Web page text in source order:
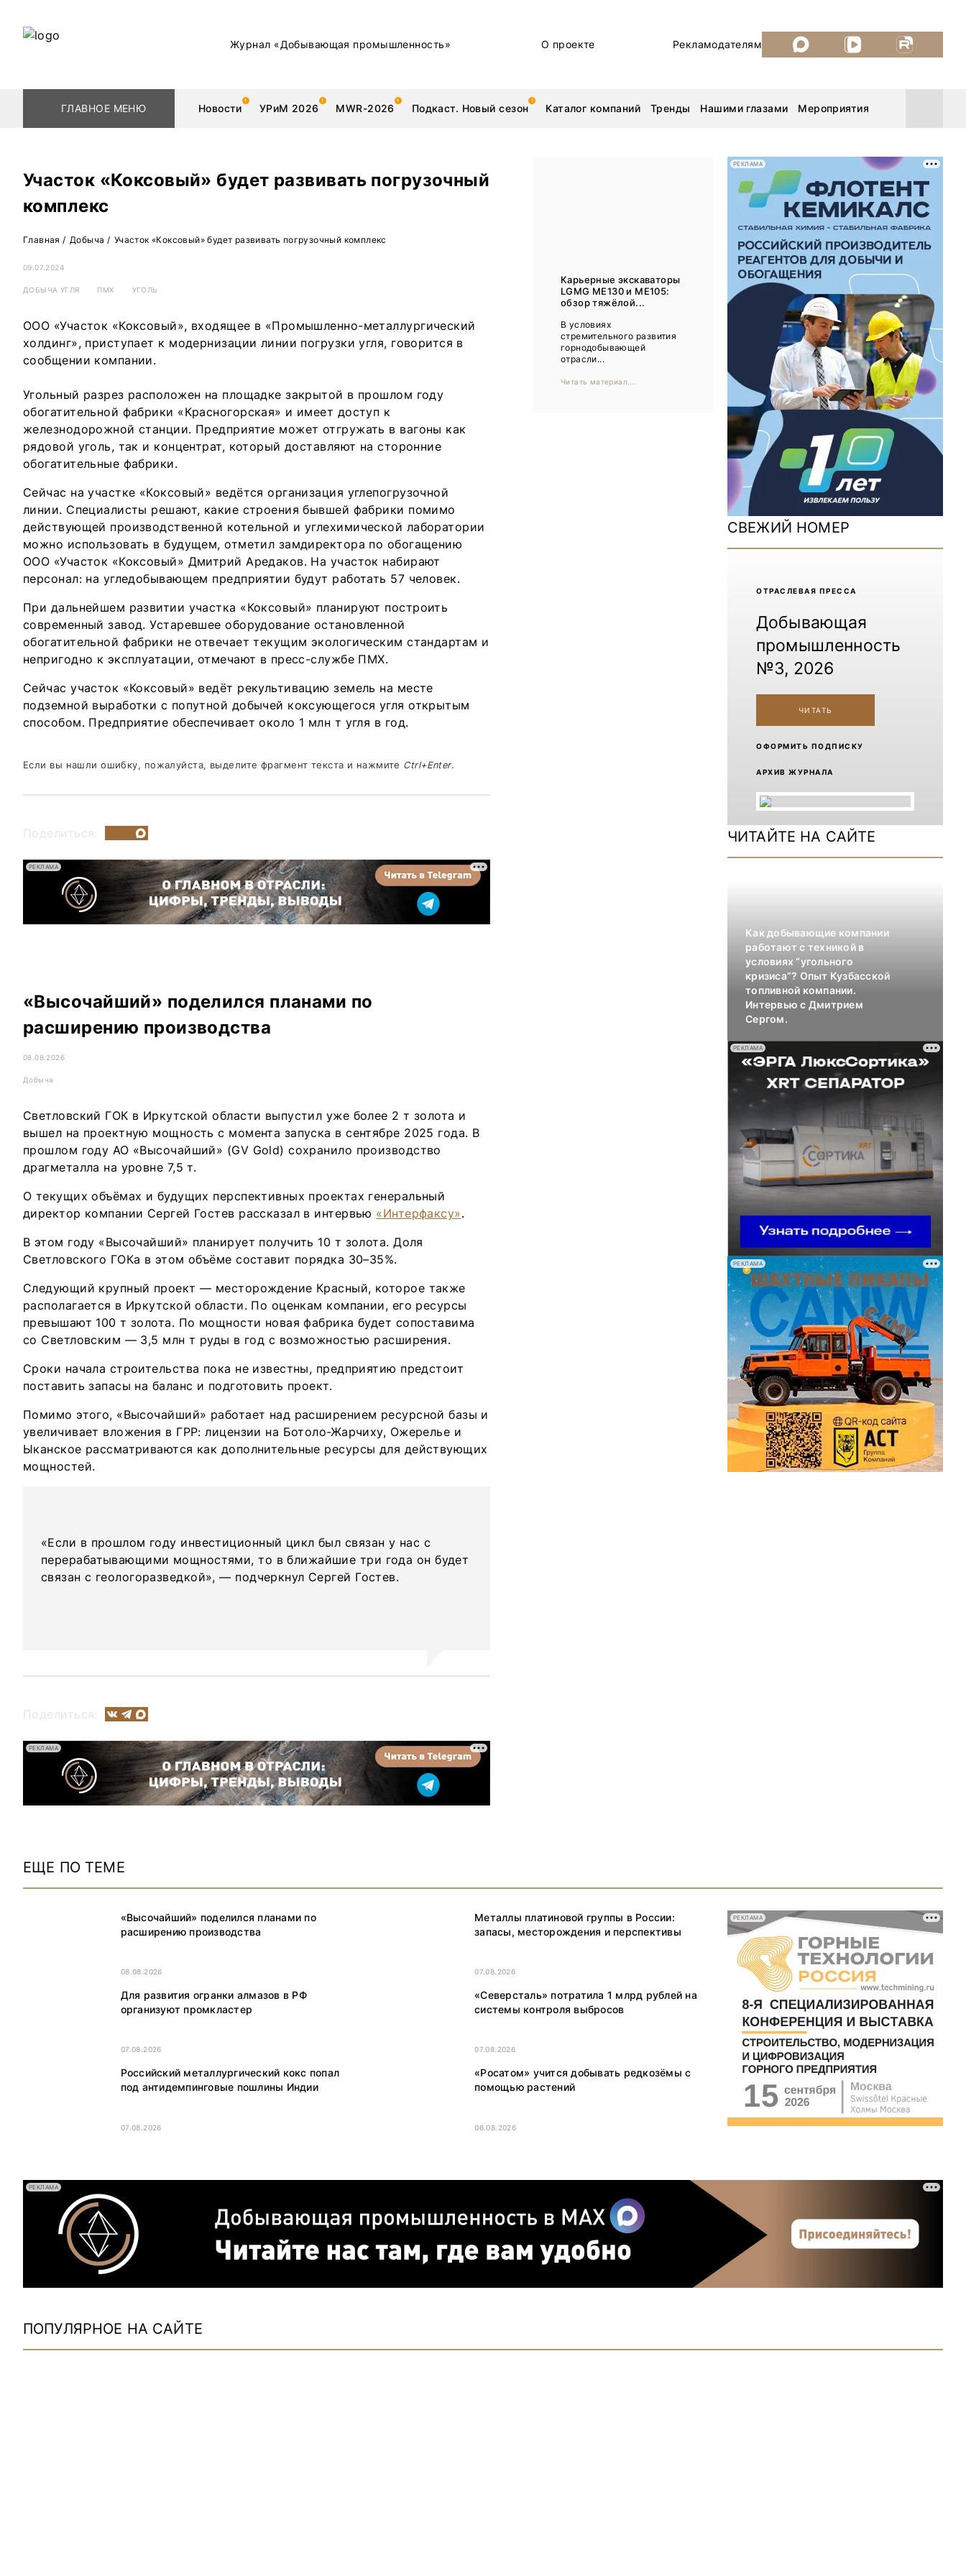
Журнал «Добывающая промышленность» О проекте Рекламодателям
ГЛАВНОЕ МЕНЮ Новости УРиМ 2026 MWR-2026 Подкаст. Новый сезон Каталог компаний Тренды Нашими глазами Мероприятия
Геологоразведка
Обогащение Золото
Тренды
Каталог компаний
Уголь России и Майнинг 2026
MiningWorld Russia 2026
ДП Подкаст. Новый сезон
Рудник 2025
MiningWorld Russia 2025
Уголь России и Майнинг 2025
Рудник 2024 | Обзор выставки
В помощь шахтёру 2024
Уголь России и Майнинг 2024
Mining World Russia 2024
Участок «Коксовый» будет развивать погрузочный
комплекс
Главная / Добыча / Участок «Коксовый» будет развивать погрузочный комплекс
09.07.2024
ДОБЫЧА УГЛЯ ПМХ УГОЛЬ
ООО «Участок «Коксовый», входящее в «Промышленно-металлургический
холдинг», приступает к модернизации линии погрузки угля, говорится в
сообщении компании.
Угольный разрез расположен на площадке закрытой в прошлом году
обогатительной фабрики «Красногорская» и имеет доступ к
железнодорожной станции. Предприятие может отгружать в вагоны как
рядовой уголь, так и концентрат, который доставляют на сторонние
обогатительные фабрики.
Сейчас на участке «Коксовый» ведётся организация углепогрузочной
линии. Специалисты решают, какие строения бывшей фабрики помимо
действующей производственной котельной и углехимической лаборатории
можно использовать в будущем, отметил замдиректора по обогащению
ООО «Участок «Коксовый» Дмитрий Аредаков. На участок набирают
персонал: на угледобывающем предприятии будут работать 57 человек.
При дальнейшем развитии участка «Коксовый» планируют построить
современный завод. Устаревшее оборудование остановленной
обогатительной фабрики не отвечает текущим экологическим стандартам и
непригодно к эксплуатации, отмечают в пресс-службе ПМХ.
Сейчас участок «Коксовый» ведёт рекультивацию земель на месте
подземной выработки с попутной добычей коксующегося угля открытым
способом. Предприятие обеспечивает около 1 млн т угля в год.
Если вы нашли ошибку, пожалуйста, выделите фрагмент текста и нажмите Ctrl+Enter.
Поделиться:
РЕКЛАМА
«Высочайший» поделился планами по
расширению производства
08.08.2026
Добыча
Светловский ГОК в Иркутской области выпустил уже более 2 т золота и
вышел на проектную мощность с момента запуска в сентябре 2025 года. В
прошлом году АО «Высочайший» (GV Gold) сохранило производство
драгметалла на уровне 7,5 т.
О текущих объёмах и будущих перспективных проектах генеральный
директор компании Сергей Гостев рассказал в интервью «Интерфаксу».
В этом году «Высочайший» планирует получить 10 т золота. Доля
Светловского ГОКа в этом объёме составит порядка 30–35%.
Следующий крупный проект — месторождение Красный, которое также
располагается в Иркутской области. По оценкам компании, его ресурсы
превышают 100 т золота. По мощности новая фабрика будет сопоставима
со Светловским — 3,5 млн т руды в год с возможностью расширения.
Сроки начала строительства пока не известны, предприятию предстоит
поставить запасы на баланс и подготовить проект.
Помимо этого, «Высочайший» работает над расширением ресурсной базы и
увеличивает вложения в ГРР: лицензии на Ботоло-Жарчиху, Ожерелье и
Ыканское рассматриваются как дополнительные ресурсы для действующих
мощностей.
«Если в прошлом году инвестиционный цикл был связан у нас с
перерабатывающими мощностями, то в ближайшие три года он будет
связан с геологоразведкой», — подчеркнул Сергей Гостев.
Поделиться:
РЕКЛАМА
Карьерные экскаваторы
LGMG ME130 и ME105:
обзор тяжёлой...
В условиях
стремительного развития
горнодобывающей
отрасли...
Читать материал...
РЕКЛАМА
СВЕЖИЙ НОМЕР
ОТРАCЛЕВАЯ ПРЕССА
Добывающая
промышленность
№3, 2026
ЧИТАТЬ
ОФОРМИТЬ ПОДПИСКУ
АРХИВ ЖУРНАЛА
ЧИТАЙТЕ НА САЙТЕ
Как добывающие компании
работают с техникой в
условиях “угольного
кризиса”? Опыт Кузбасской
топливной компании.
Интервью с Дмитрием
Сергом.
РЕКЛАМА
РЕКЛАМА
ЕЩЕ ПО ТЕМЕ
«Высочайший» поделился планами по
расширению производства
08.08.2026
Металлы платиновой группы в России:
запасы, месторождения и перспективы
07.08.2026
Для развития огранки алмазов в РФ
организуют промкластер
07.08.2026
«Северсталь» потратила 1 млрд рублей на
системы контроля выбросов
07.08.2026
Российский металлургический кокс попал
под антидемпинговые пошлины Индии
07.08.2026
«Росатом» учится добывать редкозёмы с
помощью растений
06.08.2026
РЕКЛАМА
РЕКЛАМА
ПОПУЛЯРНОЕ НА САЙТЕ